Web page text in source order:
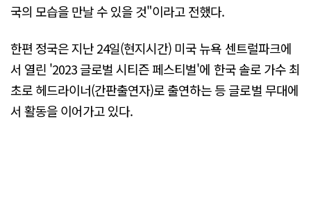
국의 모습을 만날 수 있을 것"이라고 전했다.
한편 정국은 지난 24일(현지시간) 미국 뉴욕 센트럴파크에
서 열린 '2023 글로벌 시티즌 페스티벌'에 한국 솔로 가수 최
초로 헤드라이너(간판출연자)로 출연하는 등 글로벌 무대에
서 활동을 이어가고 있다.